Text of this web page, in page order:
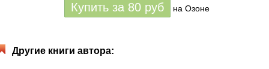
Купить за 80 руб на Озоне
Другие книги автора: